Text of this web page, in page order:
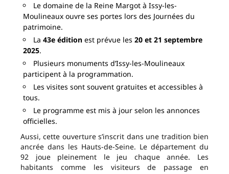
Le domaine de la Reine Margot à Issy-les-
Moulineaux ouvre ses portes lors des Journées du
patrimoine.
La 43e édition est prévue les 20 et 21 septembre
2025.
Plusieurs monuments d’Issy-les-Moulineaux
participent à la programmation.
Les visites sont souvent gratuites et accessibles à
tous.
Le programme est mis à jour selon les annonces
officielles.
Aussi, cette ouverture s’inscrit dans une tradition bien
ancrée dans les Hauts-de-Seine. Le département du
92 joue pleinement le jeu chaque année. Les
habitants comme les visiteurs de passage en